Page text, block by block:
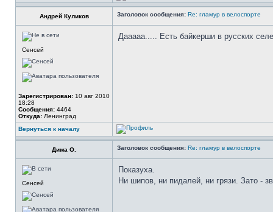
Андрей Куликов Заголовок сообщения: Re: гламур в велоспорте
Сенсей
Зарегистрирован: 10 авг 2010
18:28
Сообщения: 4464
Откуда: Ленинград
Дааааа..... Есть байкерши в русских
Вернуться к началу
Дима О. Заголовок сообщения: Re: гламур в велоспорте
Сенсей
Показуха.
Ни шипов, ни пидалей, ни грязи. Зато -